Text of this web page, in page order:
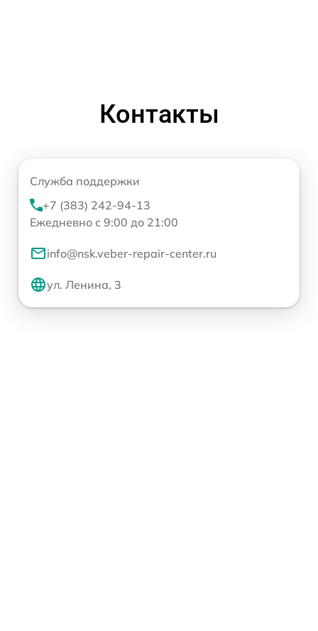
Контакты
Служба поддержки
+7 (383) 242-94-13
Ежедневно с 9:00 до 21:00
info@nsk.veber-repair-center.ru
ул. Ленина, 3